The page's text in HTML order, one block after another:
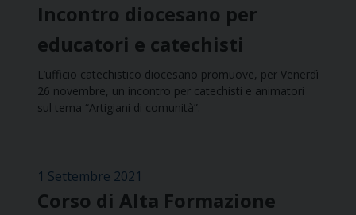
Incontro diocesano per
educatori e catechisti
L’ufficio catechistico diocesano promuove, per Venerdì
26 novembre, un incontro per catechisti e animatori
sul tema “Artigiani di comunità”.
1 Settembre 2021
Corso di Alta Formazione